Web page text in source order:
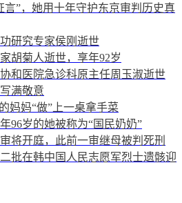
言”，她用十年守护东京审判历史真
研究专家侯刚逝世
胡菊人逝世，享年92岁
和医院急诊科原主任周玉淑逝世
满敬意
妈妈“做”上一桌拿手菜
96岁的她被称为“国民奶奶”
将开庭，此前一审继母被判死刑
批在韩中国人民志愿军烈士遗骸迎